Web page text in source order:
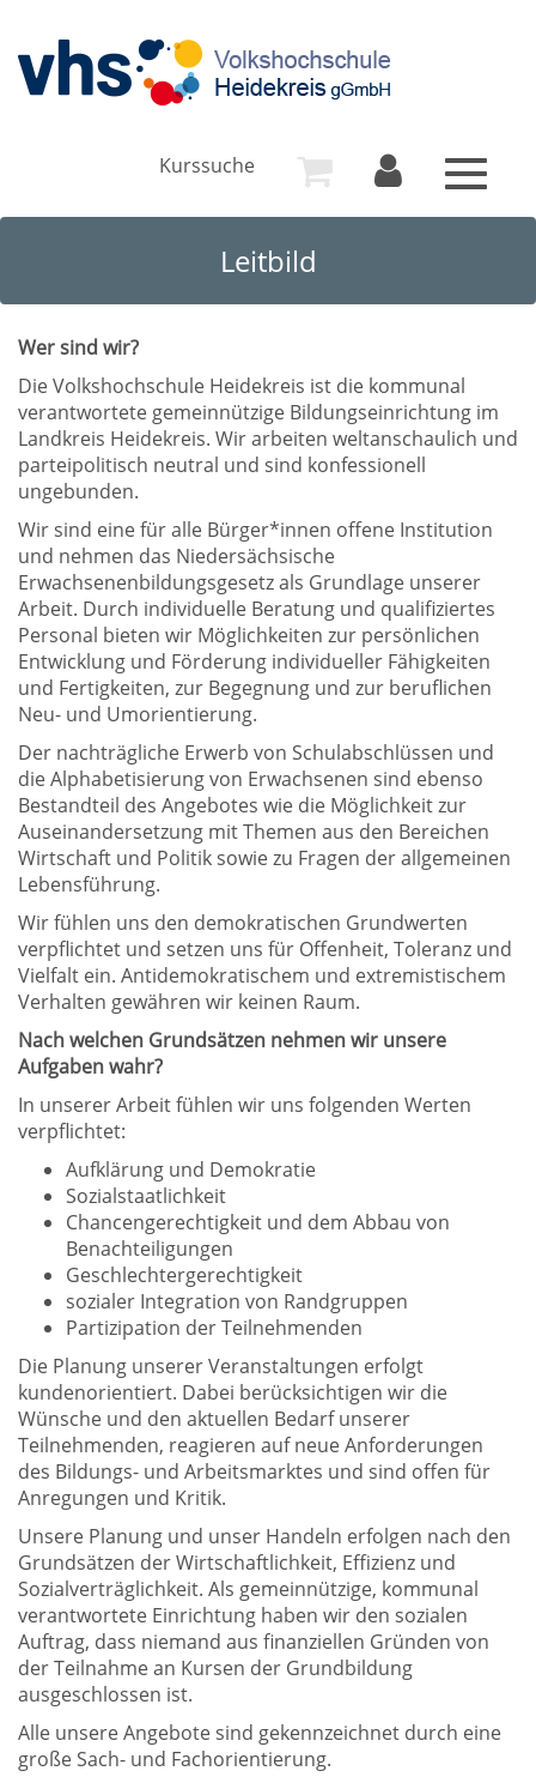
Kurssuche
Toggle
Leitbild
Wer sind wir?
Die Volkshochschule Heidekreis ist die kommunal
verantwortete gemeinnützige Bildungseinrichtung im
Landkreis Heidekreis. Wir arbeiten weltanschaulich und
parteipolitisch neutral und sind konfessionell
ungebunden.
Wir sind eine für alle Bürger*innen offene Institution
und nehmen das Niedersächsische
Erwachsenenbildungsgesetz als Grundlage unserer
Arbeit. Durch individuelle Beratung und qualifiziertes
Personal bieten wir Möglichkeiten zur persönlichen
Entwicklung und Förderung individueller Fähigkeiten
und Fertigkeiten, zur Begegnung und zur beruflichen
Neu- und Umorientierung.
Der nachträgliche Erwerb von Schulabschlüssen und
die Alphabetisierung von Erwachsenen sind ebenso
Bestandteil des Angebotes wie die Möglichkeit zur
Auseinandersetzung mit Themen aus den Bereichen
Wirtschaft und Politik sowie zu Fragen der allgemeinen
Lebensführung.
Wir fühlen uns den demokratischen Grundwerten
verpflichtet und setzen uns für Offenheit, Toleranz und
Vielfalt ein. Antidemokratischem und extremistischem
Verhalten gewähren wir keinen Raum.
Nach welchen Grundsätzen nehmen wir unsere
Aufgaben wahr?
In unserer Arbeit fühlen wir uns folgenden Werten
verpflichtet:
Aufklärung und Demokratie
Sozialstaatlichkeit
Chancengerechtigkeit und dem Abbau von
Benachteiligungen
Geschlechtergerechtigkeit
sozialer Integration von Randgruppen
Partizipation der Teilnehmenden
Die Planung unserer Veranstaltungen erfolgt
kundenorientiert. Dabei berücksichtigen wir die
Wünsche und den aktuellen Bedarf unserer
Teilnehmenden, reagieren auf neue Anforderungen
des Bildungs- und Arbeitsmarktes und sind offen für
Anregungen und Kritik.
Unsere Planung und unser Handeln erfolgen nach den
Grundsätzen der Wirtschaftlichkeit, Effizienz und
Sozialverträglichkeit. Als gemeinnützige, kommunal
verantwortete Einrichtung haben wir den sozialen
Auftrag, dass niemand aus finanziellen Gründen von
der Teilnahme an Kursen der Grundbildung
ausgeschlossen ist.
Alle unsere Angebote sind gekennzeichnet durch eine
große Sach- und Fachorientierung.